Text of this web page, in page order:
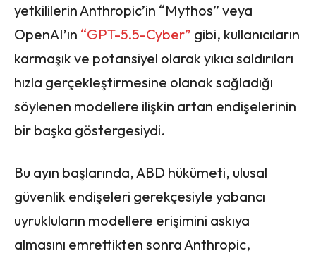
yetkililerin Anthropic’in “Mythos” veya
OpenAI’ın “GPT-5.5-Cyber” gibi, kullanıcıların
karmaşık ve potansiyel olarak yıkıcı saldırıları
hızla gerçekleştirmesine olanak sağladığı
söylenen modellere ilişkin artan endişelerinin
bir başka göstergesiydi.
Bu ayın başlarında, ABD hükümeti, ulusal
güvenlik endişeleri gerekçesiyle yabancı
uyrukluların modellere erişimini askıya
almasını emrettikten sonra Anthropic,